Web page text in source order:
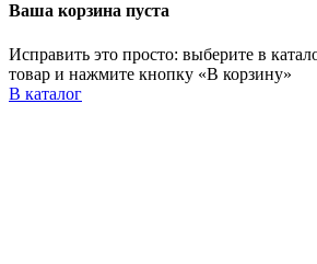
Ваша корзина пуста
Исправить это просто: выберите в
товар и нажмите кнопку «В корзину»
В каталог